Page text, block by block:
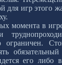
для игр этого
момента в
ограничен.
его либо